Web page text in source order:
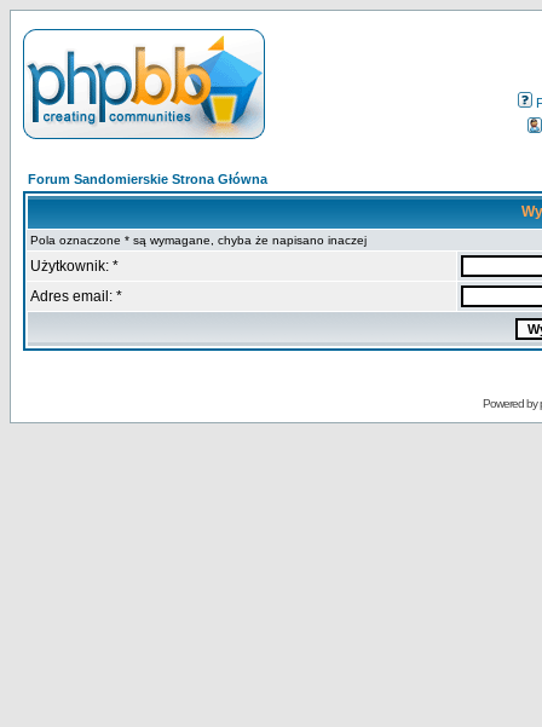
Forum Sandomierskie Strona Główna
Pola oznaczone * są wymagane, chyba że napisano inaczej
Użytkownik: *
Adres email: *
Powered by